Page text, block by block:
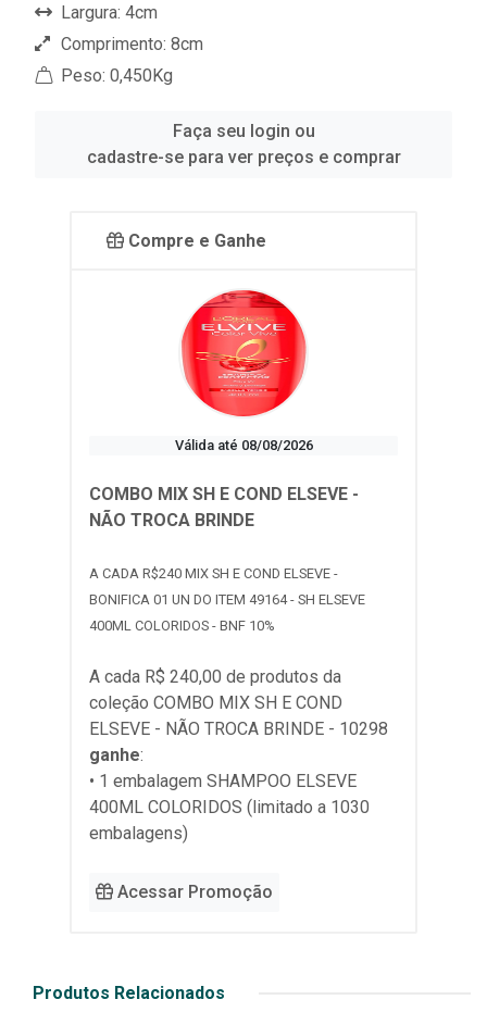
Largura: 4cm
Comprimento: 8cm
Peso: 0,450Kg
Faça seu login ou
cadastre-se para ver preços e comprar
Compre e Ganhe
Válida até 08/08/2026
COMBO MIX SH E COND ELSEVE -
NÃO TROCA BRINDE
A CADA R$240 MIX SH E COND ELSEVE -
BONIFICA 01 UN DO ITEM 49164 - SH ELSEVE
400ML COLORIDOS - BNF 10%
A cada R$ 240,00 de produtos da
coleção COMBO MIX SH E COND
ELSEVE - NÃO TROCA BRINDE - 10298
ganhe:
• 1 embalagem SHAMPOO ELSEVE
400ML COLORIDOS (limitado a 1030
embalagens)
Acessar Promoção
Produtos Relacionados